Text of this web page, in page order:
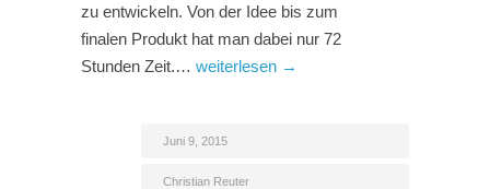
zu entwickeln. Von der Idee bis zum
finalen Produkt hat man dabei nur 72
Stunden Zeit.… weiterlesen →
Juni 9, 2015
Christian Reuter